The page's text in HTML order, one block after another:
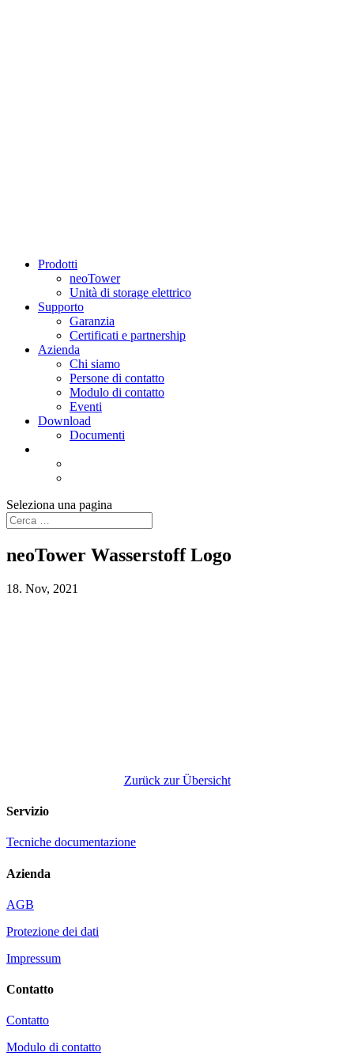
Prodotti
neoTower
Unità di storage elettrico
Supporto
Garanzia
Certificati e partnership
Azienda
Chi siamo
Persone di contatto
Modulo di contatto
Eventi
Download
Documenti
Seleziona una pagina
neoTower Wasserstoff Logo
18. Nov, 2021
Zurück zur Übersicht
Servizio
Tecniche documentazione
Azienda
AGB
Protezione dei dati
Impressum
Contatto
Contatto
Modulo di contatto